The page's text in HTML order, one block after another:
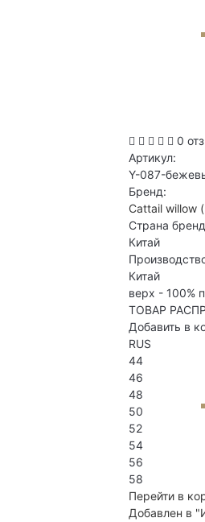
0
Артикул:
Y-087-
Бренд:
Cattail willow
Страна
Китай
Китай
верх - 100%
ТОВАР
Добавить в
RUS
44
46
48
50
52
54
56
58
Перейти в
Добавлен в